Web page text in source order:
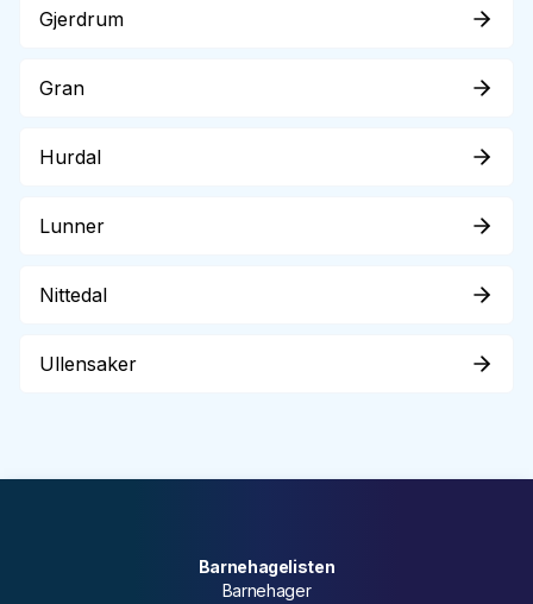
Gjerdrum
Gran
Hurdal
Lunner
Nittedal
Ullensaker
Barnehagelisten
Barnehager